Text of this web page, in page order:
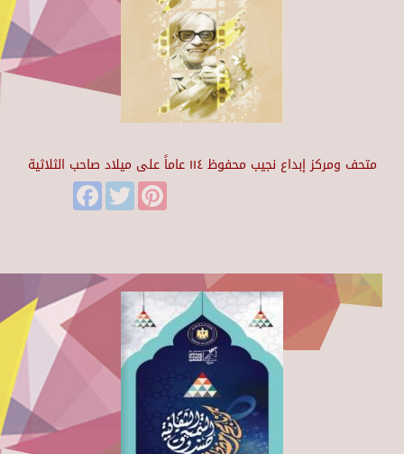
متحف ومركز إبداع نجيب محفوظ ١١٤ عاماً على ميلاد صاحب الثلاثية
FacebookTwitter